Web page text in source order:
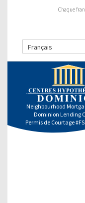
Chaque
Français
Neighbourhood
Dominion Lending
Permis de Courtage